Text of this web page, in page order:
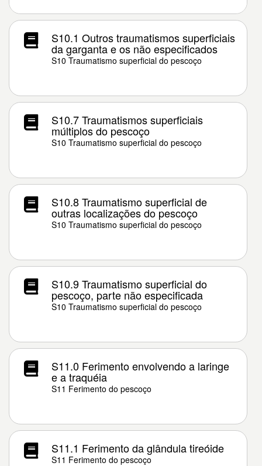
S10.1 Outros traumatismos superficiais
da garganta e os não especificados
S10 Traumatismo superficial do pescoço
S10.7 Traumatismos superficiais
múltiplos do pescoço
S10 Traumatismo superficial do pescoço
S10.8 Traumatismo superficial de
outras localizações do pescoço
S10 Traumatismo superficial do pescoço
S10.9 Traumatismo superficial do
pescoço, parte não especificada
S10 Traumatismo superficial do pescoço
S11.0 Ferimento envolvendo a laringe
e a traquéia
S11 Ferimento do pescoço
S11.1 Ferimento da glândula tireóide
S11 Ferimento do pescoço